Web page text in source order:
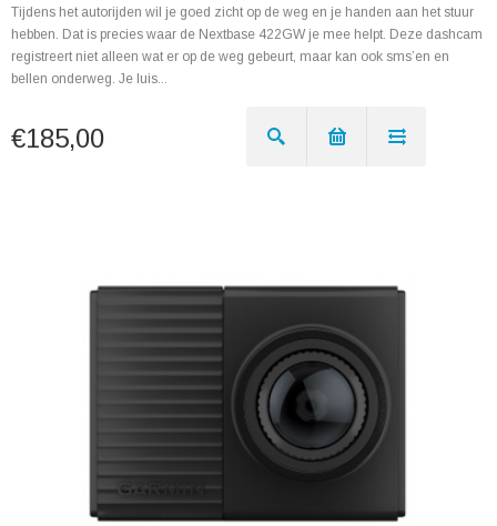
Tijdens het autorijden wil je goed zicht op de weg en je handen aan het stuur
hebben. Dat is precies waar de Nextbase 422GW je mee helpt. Deze dashcam
registreert niet alleen wat er op de weg gebeurt, maar kan ook sms’en en
bellen onderweg. Je luis...
€185,00